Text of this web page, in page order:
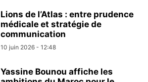
Lions de l’Atlas : entre prudence
médicale et stratégie de
communication
10 juin 2026 - 12:48
Yassine Bounou affiche les